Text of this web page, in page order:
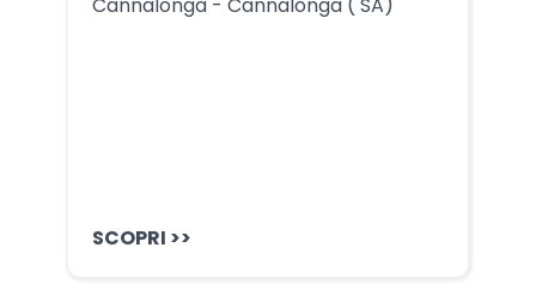
SCOPRI >>